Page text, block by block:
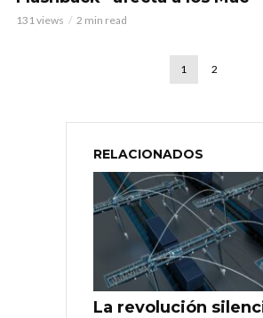
131 views 2 min read
1 2
RELACIONADOS
La revolución